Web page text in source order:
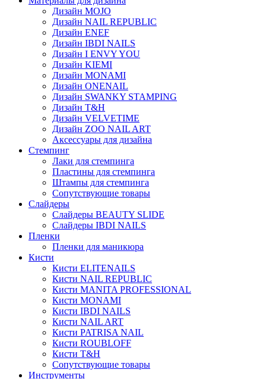
Дизайн MOJO
Дизайн NAIL REPUBLIC
Дизайн ENEF
Дизайн IBDI NAILS
Дизайн I ENVY YOU
Дизайн KIEMI
Дизайн MONAMI
Дизайн ONENAIL
Дизайн SWANKY STAMPING
Дизайн T&H
Дизайн VELVETIME
Дизайн ZOO NAIL ART
Аксессуары для дизайна
Стемпинг
Лаки для стемпинга
Пластины для стемпинга
Штампы для стемпинга
Сопутствующие товары
Слайдеры
Слайдеры BEAUTY SLIDE
Слайдеры IBDI NAILS
Пленки
Пленки для маникюра
Кисти
Кисти ELITENAILS
Кисти NAIL REPUBLIC
Кисти MANITA PROFESSIONAL
Кисти MONAMI
Кисти IBDI NAILS
Кисти NAIL ART
Кисти PATRISA NAIL
Кисти ROUBLOFF
Кисти T&H
Сопутствующие товары
Инструменты